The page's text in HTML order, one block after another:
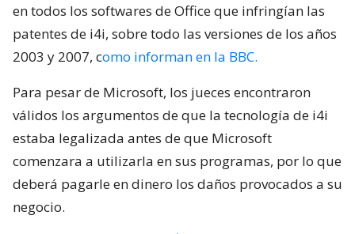
en todos los softwares de Office que infringían las
patentes de i4i, sobre todo las versiones de los años
2003 y 2007, como informan en la BBC.
Para pesar de Microsoft, los jueces encontraron
válidos los argumentos de que la tecnología de i4i
estaba legalizada antes de que Microsoft
comenzara a utilizarla en sus programas, por lo que
deberá pagarle en dinero los daños provocados a su
negocio.